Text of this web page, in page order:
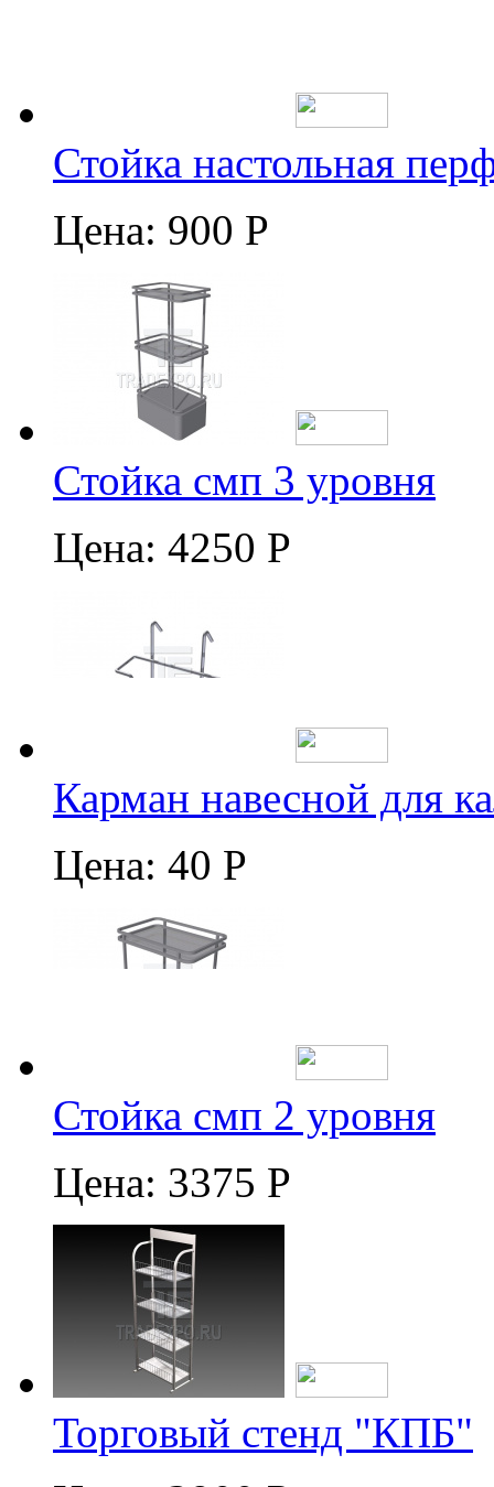
Стойка настольная
Цена: 900 Р
Стойка смп 3 уровня
Цена: 4250 Р
Карман навесной для
Цена: 40 Р
Стойка смп 2 уровня
Цена: 3375 Р
Торговый стенд "КПБ"